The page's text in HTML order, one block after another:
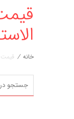
خانه / قیمت